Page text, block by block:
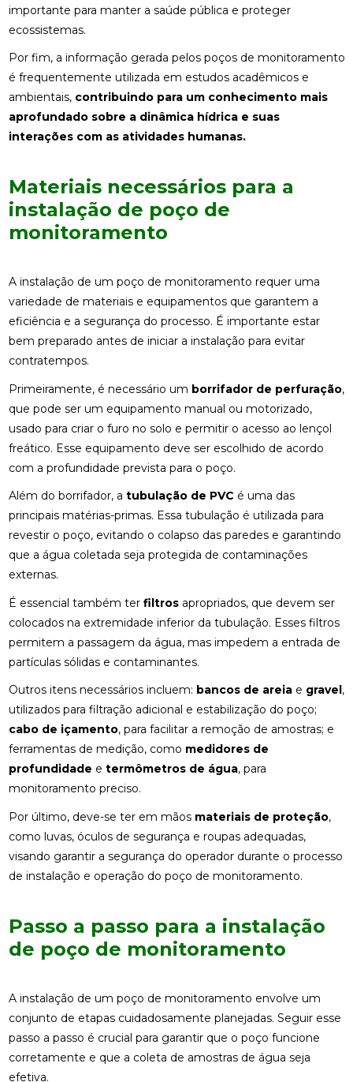
importante para manter a saúde pública e proteger
ecossistemas.
Por fim, a informação gerada pelos poços de monitoramento
é frequentemente utilizada em estudos acadêmicos e
ambientais,contribuindo para um conhecimento mais
aprofundado sobre a dinâmica hídrica e suas
interações com as atividades humanas.
Materiais necessários para a
instalação de poço de
monitoramento
A instalação de um poço de monitoramento requer uma
variedade de materiais e equipamentos que garantem a
eficiência e a segurança do processo. É importante estar
bem preparado antes de iniciar a instalação para evitar
contratempos.
Primeiramente, é necessário um borrifador de perfuração,
que pode ser um equipamento manual ou motorizado,
usado para criar o furo no solo e permitir o acesso ao lençol
freático. Esse equipamento deve ser escolhido de acordo
com a profundidade prevista para o poço.
Além do borrifador, a tubulação de PVC é uma das
principais matérias-primas. Essa tubulação é utilizada para
revestir o poço, evitando o colapso das paredes e garantindo
que a água coletada seja protegida de contaminações
externas.
É essencial também ter filtrosapropriados, que devem ser
colocados na extremidade inferior da tubulação. Esses filtros
permitem a passagem da água, mas impedem a entrada de
partículas sólidas e contaminantes.
Outros itens necessários incluem: bancos de areiae gravel,
utilizados para filtração adicional e estabilização do poço;
cabo de içamento, para facilitar a remoção de amostras; e
ferramentas de medição, como medidores de
profundidade e termômetros de água, para
monitoramento preciso.
Por último, deve-se ter em mãos materiais de proteção,
como luvas, óculos de segurança e roupas adequadas,
visando garantir a segurança do operador durante o processo
de instalação e operação do poço de monitoramento.
Passo a passo para a instalação
de poço de monitoramento
A instalação de um poço de monitoramento envolve um
conjunto de etapas cuidadosamente planejadas. Seguir esse
passo a passo é crucial para garantir que o poço funcione
corretamente e que a coleta de amostras de água seja
efetiva.